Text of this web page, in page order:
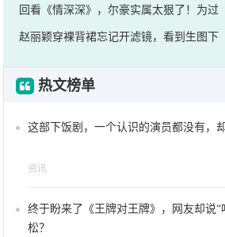
回看《情深深》，尔豪实属太狠了！为过
赵丽颖穿裸背裙忘记开滤镜，看到生图下
热文榜单
这部下饭剧，一个认识的演员都没有，
资讯
终于盼来了《王牌对王牌》，网友却说“
松？